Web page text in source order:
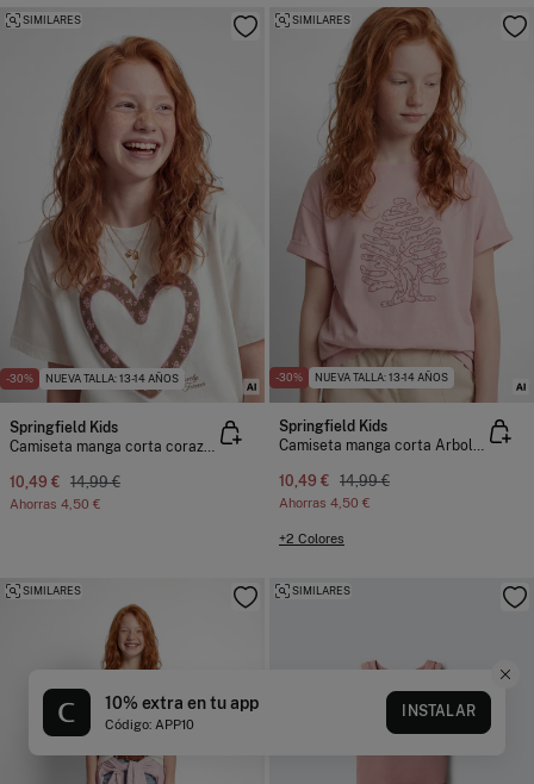
-30% NUEVA TALLA: 13-14 AÑOS
SIMILARES
Springfield Kids
Camiseta manga corta corazon niña
10,49 € 14,99 €
Ahorras 4,50 €
-30% NUEVA TALLA: 13-14 AÑOS
SIMILARES
Springfield Kids
10,49 € 14,99 €
Ahorras 4,50 €
+2 Colores
SIMILARES SIMILARES
10% extra en tu app
Código: APP10
INSTALAR